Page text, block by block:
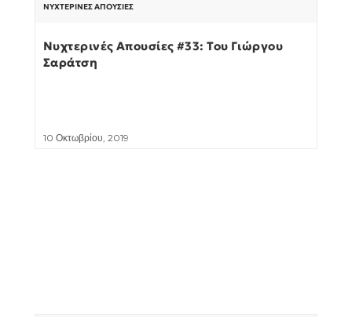
ΝΥΧΤΕΡΙΝΈΣ ΑΠΟΥΣΊΕΣ
Νυχτερινές Απουσίες #33: Του Γιώργου
Σαράτση
10 Οκτωβρίου, 2019